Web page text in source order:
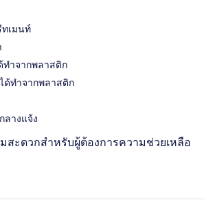
เมนท์
ทำจากพลาสติก
ด้ทำจากพลาสติก
ลางแจ้ง
สะดวกสำหรับผู้ต้องการความช่วยเหลือ